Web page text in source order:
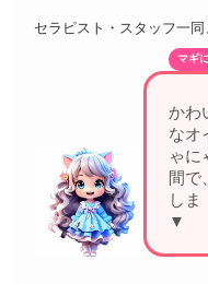
セラピスト・スタッフ一
マギ
かわ
なオ
ゃに
間で
しま
▼